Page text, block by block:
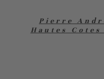
Pierre
Hautes